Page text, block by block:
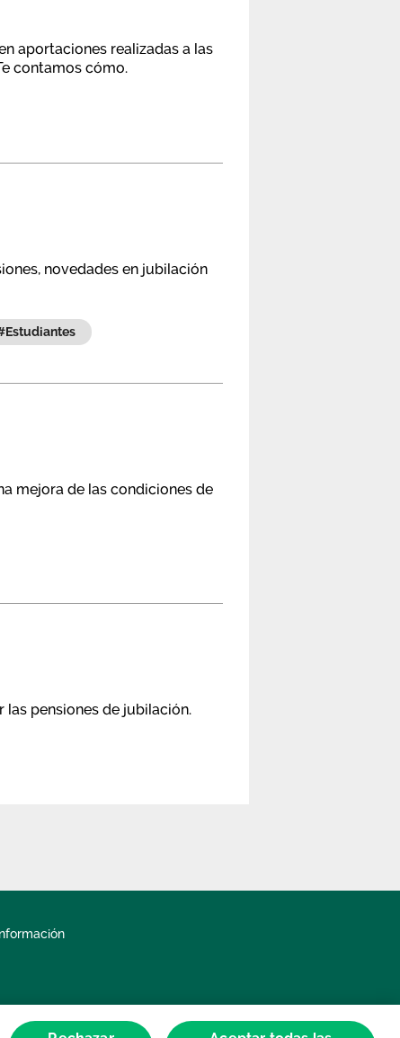
aportaciones realizadas a las
contamos cómo.
novedades en jubilación
#estudiantes
mejora de las condiciones de
pensiones de jubilación.